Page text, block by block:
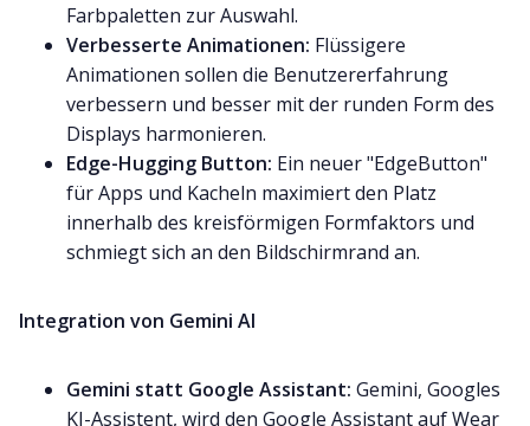
Farbpaletten zur Auswahl.
Verbesserte Animationen: Flüssigere
Animationen sollen die Benutzererfahrung
verbessern und besser mit der runden Form des
Displays harmonieren.
Edge-Hugging Button: Ein neuer "EdgeButton"
für Apps und Kacheln maximiert den Platz
innerhalb des kreisförmigen Formfaktors und
schmiegt sich an den Bildschirmrand an.
Integration von Gemini AI
Gemini statt Google Assistant: Gemini, Googles
KI-Assistent, wird den Google Assistant auf Wear